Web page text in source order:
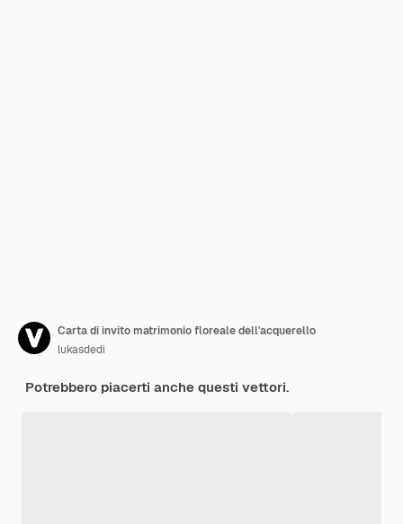
Carta di invito matrimonio floreale dell'acquerello
lukasdedi
Potrebbero piacerti anche questi vettori.